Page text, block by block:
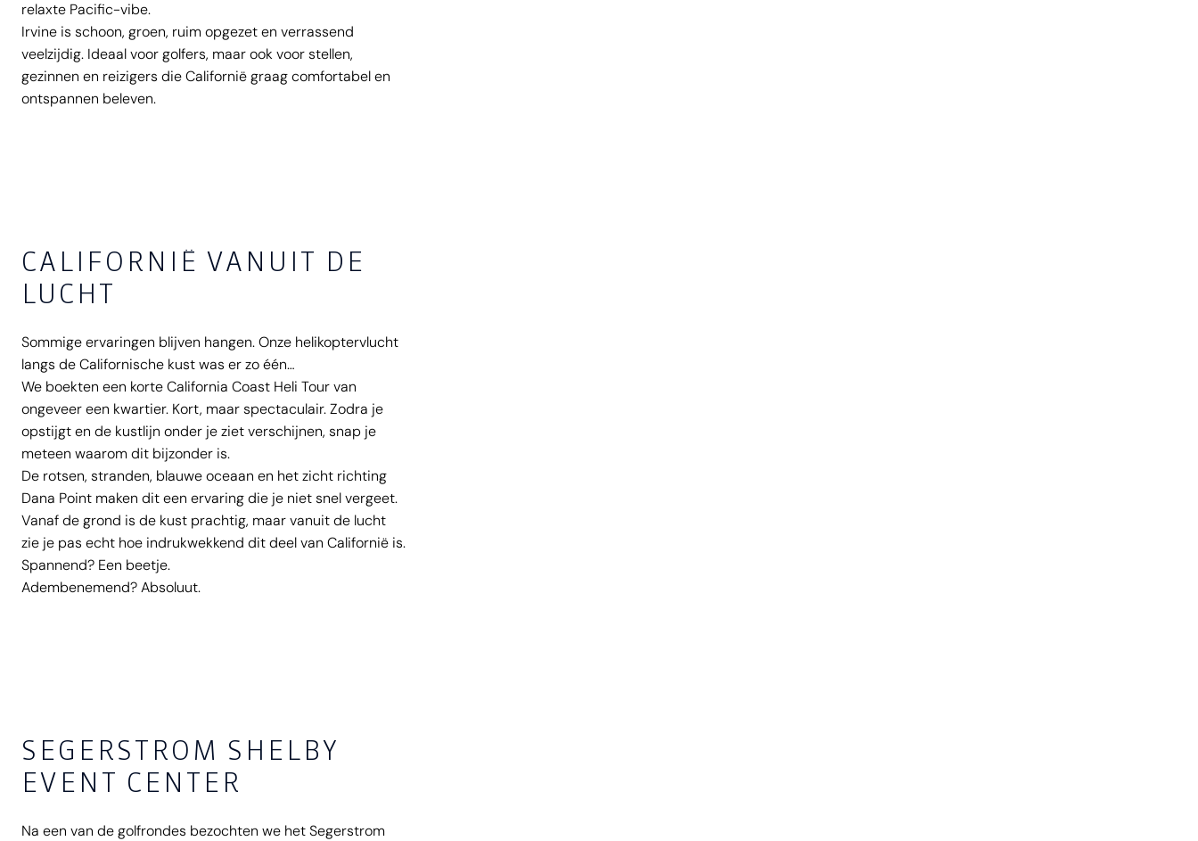
relaxte Pacific-vibe.
Irvine is schoon, groen, ruim opgezet en verrassend
veelzijdig. Ideaal voor golfers, maar ook voor stellen,
gezinnen en reizigers die Californië graag comfortabel en
ontspannen beleven.
CALIFORNIË VANUIT DE
LUCHT
Sommige ervaringen blijven hangen. Onze helikoptervlucht
langs de Californische kust was er zo één…
We boekten een korte California Coast Heli Tour van
ongeveer een kwartier. Kort, maar spectaculair. Zodra je
opstijgt en de kustlijn onder je ziet verschijnen, snap je
meteen waarom dit bijzonder is.
De rotsen, stranden, blauwe oceaan en het zicht richting
Dana Point maken dit een ervaring die je niet snel vergeet.
Vanaf de grond is de kust prachtig, maar vanuit de lucht
zie je pas echt hoe indrukwekkend dit deel van Californië is.
Spannend? Een beetje.
Adembenemend? Absoluut.
SEGERSTROM SHELBY
EVENT CENTER
Na een van de golfrondes bezochten we het Segerstrom